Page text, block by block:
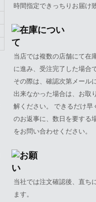
時間指定できっちりお届け
当店では複数の店舗にて在
に進み、受注完了した場合
その際は、確認次第メール
出来なかった場合は、お取
解ください。 できるだけ
のお返事に、数日を要する
をお問い合わせください。
当社では注文確認後、直ち
ます。